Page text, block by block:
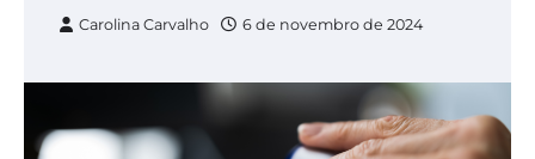
Carolina Carvalho 6 de novembro de 2024